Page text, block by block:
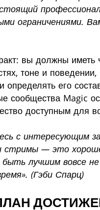
ограничениями.
вы должны иметь
тоне и
определять его
сообщества Magic
доступным для
с интересующим
— это
лучшим вовсе
(Гэби Спарц)